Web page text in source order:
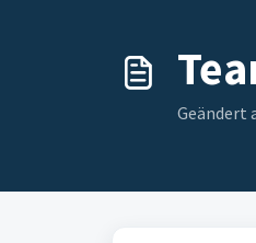
Geändert